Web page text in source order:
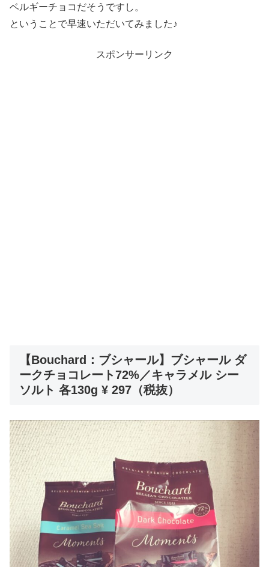
ベルギーチョコだそうですし。
ということで早速いただいてみました♪
スポンサーリンク
【Bouchard：ブシャール】ブシャール ダ
ークチョコレート72%／キャラメル シー
ソルト 各130g ¥ 297（税抜）